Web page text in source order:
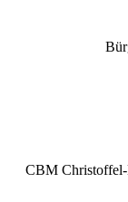
CBM